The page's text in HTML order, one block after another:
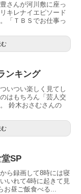
さんが河川敷に座っ
キレナイエピソード
「ＴＢＳでお仕事っ
ンキング
いつい楽しく見てし
はもちろん「芸人交
鈴木おさむさんの
SP
ら録画して8時には寝
いれて4時に起きて見
お昼ご飯食べる...